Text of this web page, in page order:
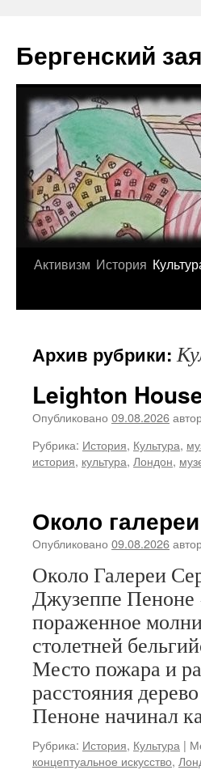
содержимому
Бергенский
Активизм История
Архив рубрики:
Leighton
Опубликовано 09.08.2026
Рубрика: История, Культура,
история, культура, Лондон,
Около
Опубликовано 09.08.2026
Около Галереи
Джузеппе Пеноне
пораженное
столетней
Место пожара и
расстояния
Пеноне начинал
Рубрика: История, Культура |
концептуальное искусство,